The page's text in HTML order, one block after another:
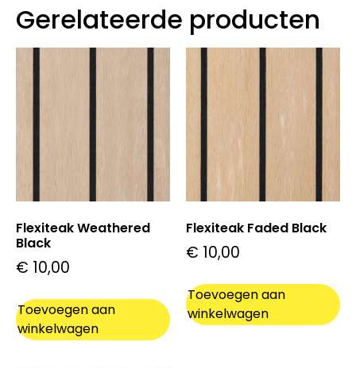
Gerelateerde producten
Flexiteak Weathered
Black
€ 10,00
Toevoegen aan
winkelwagen
Flexiteak Faded Black
€ 10,00
Toevoegen aan
winkelwagen